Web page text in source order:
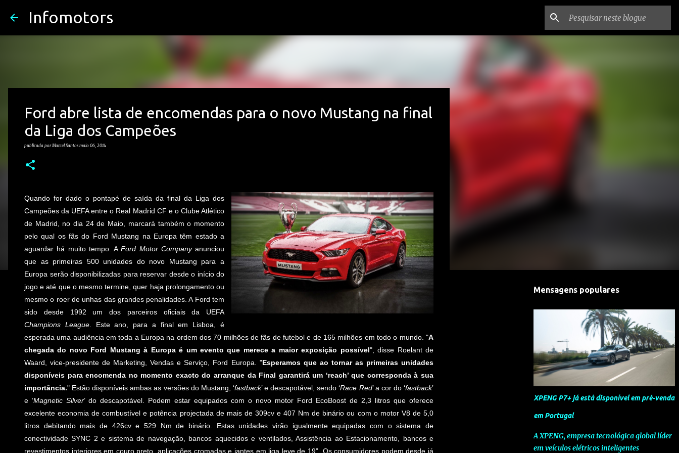
Infomotors
Ford abre lista de encomendas para o novo Mustang na final
da Liga dos Campeões
publicada porMarcel Santos maio 06, 2014
Quando for dado o pontapé de saída da final da Liga dos
Campeões da UEFA entre o Real Madrid CF e o Clube Atlético
de Madrid, no dia 24 de Maio, marcará também o momento
pelo qual os fãs do Ford Mustang na Europa têm estado a
aguardar há muito tempo. AFord Motor Companyanunciou
que as primeiras 500 unidades do novo Mustang para a
Europa serão disponibilizadas para reservar desde o início do
jogo e até que o mesmo termine, quer haja prolongamento ou
mesmo o roer de unhas das grandes penalidades. A Ford tem
sido desde 1992 um dos parceiros oficiais da UEFA
Champions League. Este ano, para a final em Lisboa, é
esperada uma audiência em toda a Europa na ordem dos 70 milhões de fãs de futebol e de 165 milhões em todo o mundo. "A
chegada do novo Ford Mustang à Europa é um evento que merece a maior exposição possível", disse Roelant de
Waard, vice-presidente de Marketing, Vendas e Serviço, Ford Europa. "Esperamos que ao tornar as primeiras unidades
disponíveis para encomenda no momento exacto do arranque da Final garantirá um ‘reach’ que corresponda à sua
importância." Estão disponíveis ambas as versões do Mustang, ‘fastback’ e descapotável, sendo ‘Race Red’ a cor do ‘fastback’
e ‘Magnetic Silver’ do descapotável. Podem estar equipados com o novo motor Ford EcoBoost de 2,3 litros que oferece
excelente economia de combustível e potência projectada de mais de 309cv e 407 Nm de binário ou com o motor V8 de 5,0
litros debitando mais de 426cv e 529 Nm de binário. Estas unidades virão igualmente equipadas com o sistema de
conectividade SYNC 2 e sistema de navegação, bancos aquecidos e ventilados, Assistência ao Estacionamento, bancos e
revestimentos interiores em couro preto, aplicações cromadas e jantes em liga leve de 19”. Os consumidores podem desde já
Mensagens populares
XPENG P7+ já está disponível em pré-venda
em Portugal
A XPENG, empresa tecnológica global líder
em veículos elétricos inteligentes